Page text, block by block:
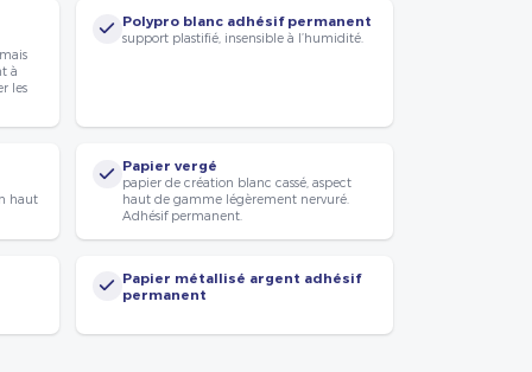
à
les
Polypro blanc adhésif permanent
support plastifié, insensible à l’humidité.
haut
Papier vergé
papier de création blanc cassé, aspect
haut de gamme légèrement nervuré.
Adhésif permanent.
Papier métallisé argent adhésif
permanent